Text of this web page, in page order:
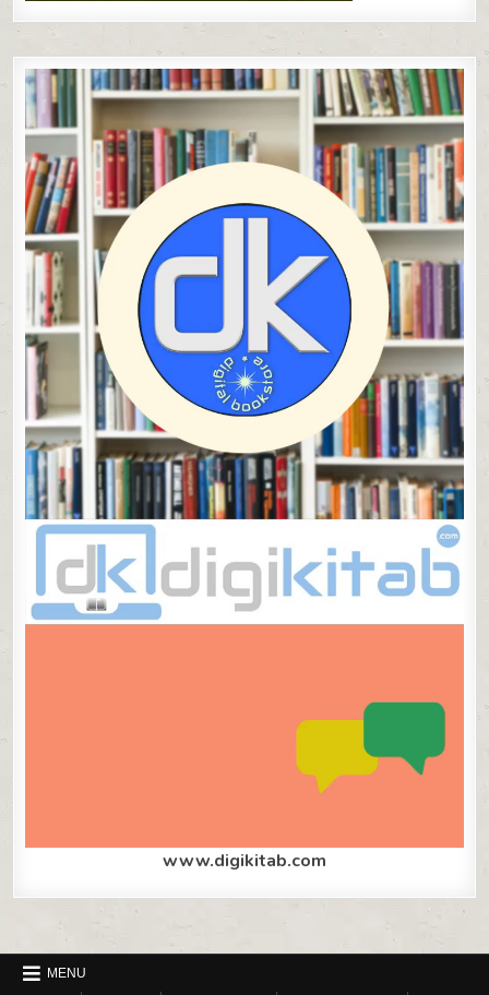
www.digikitab.com
MENU